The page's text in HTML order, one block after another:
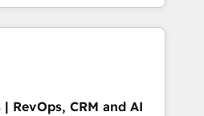
resuelve un problema
en HubSpot. La entrega
sentido, y siempre
antes de que termine el
RevOps, CRM and AI